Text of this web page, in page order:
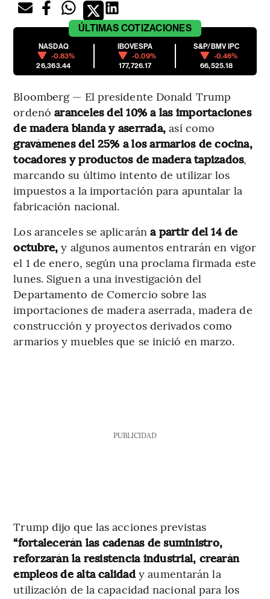
ÚLTIMAS COTIZACIONES
NASDAQ
-0.83%
26,363.44
IBOVESPA
-0.09%
177,726.17
S&P/BMV IPC
-0.46%
66,525.18
Bloomberg — El presidente Donald Trump
ordenóaranceles del 10% a las importaciones
de madera blanda y aserrada,así como
gravámenes del 25% a los armarios de cocina,
tocadores y productos de madera tapizados,
marcando su último intento de utilizar los
impuestos a la importación para apuntalar la
fabricación nacional.
Los aranceles se aplicarán a partir del 14 de
octubre, y algunos aumentos entrarán en vigor
el 1 de enero, según una proclama firmada este
lunes. Siguen a una investigación del
Departamento de Comercio sobre las
importaciones de madera aserrada, madera de
construcción y proyectos derivados como
armarios y muebles que se inició en marzo.
PUBLICIDAD
Trump dijo que las acciones previstas
“fortalecerán las cadenas de suministro,
reforzarán la resistencia industrial, crearán
empleos de alta calidady aumentarán la
utilización de la capacidad nacional para los